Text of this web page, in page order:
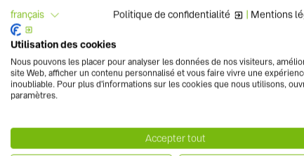
LG Electronics
français Politique de confidentialité | Mentions
Utilisation des cookies
Nous pouvons les placer pour analyser les données de nos visiteurs,
site Web, afficher un contenu personnalisé et vous faire vivre une
inoubliable. Pour plus d'informations sur les cookies que nous utilisons,
paramètres.
Accepter tout